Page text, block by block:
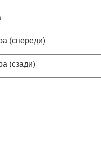
(спереди)
(сзади)